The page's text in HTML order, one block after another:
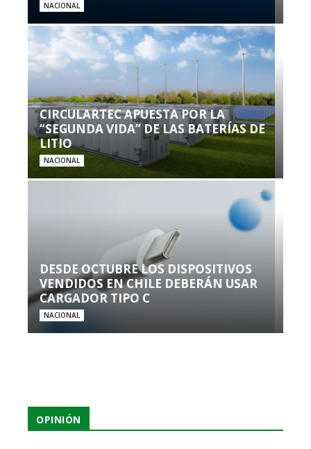
NACIONAL
CIRCULARTEC APUESTA POR LA
“SEGUNDA VIDA” DE LAS BATERÍAS DE
LITIO
NACIONAL
DESDE OCTUBRE LOS DISPOSITIVOS
VENDIDOS EN CHILE DEBERÁN USAR
CARGADOR TIPO C
NACIONAL
OPINIÓN